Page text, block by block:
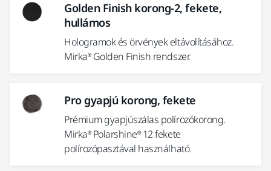
Golden Finish korong-2, fekete,
hullámos
Hologramok és örvények eltávolításához.
Mirka® Golden Finish rendszer.
Pro gyapjú korong, fekete
Prémium gyapjúszálas polírozókorong.
Mirka® Polarshine® 12 fekete
polírozópasztával használható.